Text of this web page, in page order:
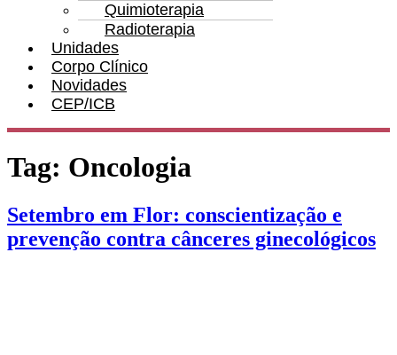
Quimioterapia
Radioterapia
Unidades
Corpo Clínico
Novidades
CEP/ICB
Tag: Oncologia
Setembro em Flor: conscientização e
prevenção contra cânceres ginecológicos